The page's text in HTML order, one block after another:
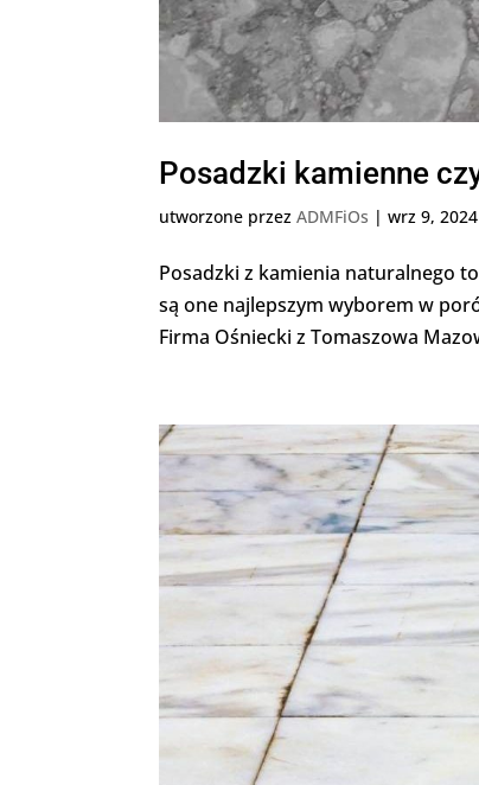
Posadzki kamienne
utworzone przezADMFiOs |wrz 9, 2024
Posadzki z kamienia naturalnego
są one najlepszym wyborem w
Firma Ośniecki z Tomaszowa